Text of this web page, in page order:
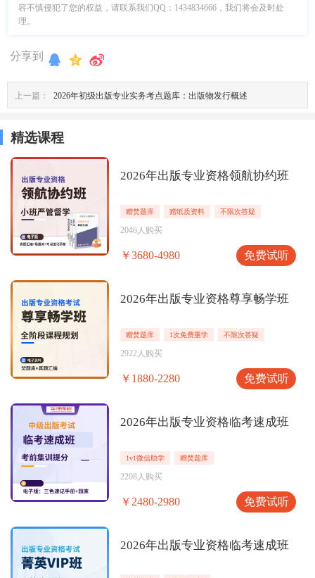
容不慎侵犯了您的权益，请联系我们QQ：1434834666，我们将会及时处
理。
分享到
上一篇： 2026年初级出版专业实务考点题库：出版物发行概述
精选课程
2026年出版专业资格领航协约班
赠焚题库 赠纸质资料 不限次答疑
2046人购买
￥3680-4980 免费试听
2026年出版专业资格尊享畅学班
赠焚题库 1次免费重学 不限次答疑
2922人购买
￥1880-2280 免费试听
2026年出版专业资格临考速成班
1v1微信助学 赠焚题库
2208人购买
￥2480-2980 免费试听
2026年出版专业资格临考速成班